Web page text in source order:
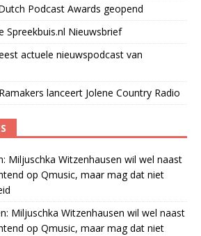
Podcast Awards geopend
Spreekbuis.nl Nieuwsbrief
actuele nieuwspodcast van
lanceert Jolene Country Radio
Miljuschka Witzenhausen wil wel naast
op Qmusic, maar mag dat niet
Miljuschka Witzenhausen wil wel naast
op Qmusic, maar mag dat niet